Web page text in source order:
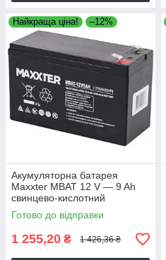
Найкраща ціна! –12%
Акумуляторна батарея
Maxxter MBAT 12 V — 9 Ah
свинцево-кислотний
Готово до відправки
1 255,20 ₴ 1 426,36 ₴